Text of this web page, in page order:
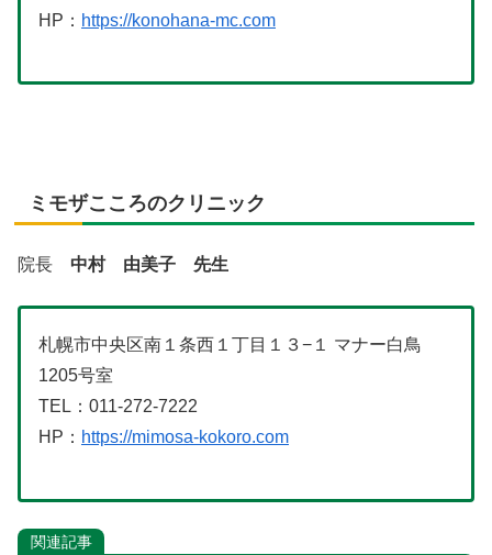
HP： https://konohana-mc.com
ミモザこころのクリニック
院長 中村 由美子 先生
札幌市中央区南１条西１丁目１３−１ マナー白鳥
1205号室
TEL：011-272-7222
HP： https://mimosa-kokoro.com
関連記事